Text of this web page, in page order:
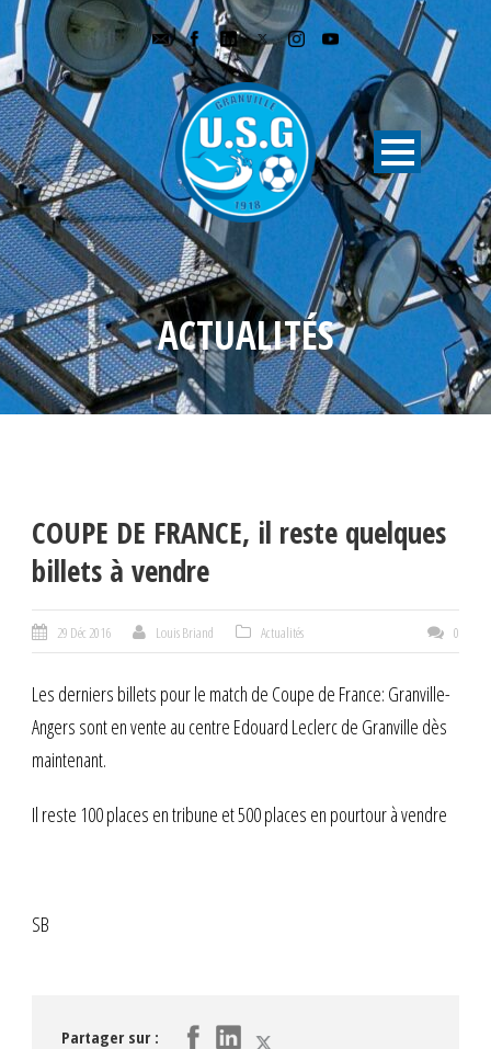
ACTUALITÉS
COUPE DE FRANCE, il reste quelques
billets à vendre
29 Déc 2016 Louis Briand Actualités 0
Les derniers billets pour le match de Coupe de France: Granville-
Angers sont en vente au centre Edouard Leclerc de Granville dès
maintenant.
Il reste 100 places en tribune et 500 places en pourtour à vendre
SB
Partager sur :